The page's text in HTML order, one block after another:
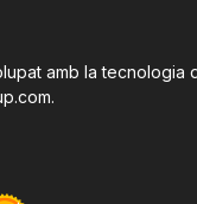
amb la tecnologia
.